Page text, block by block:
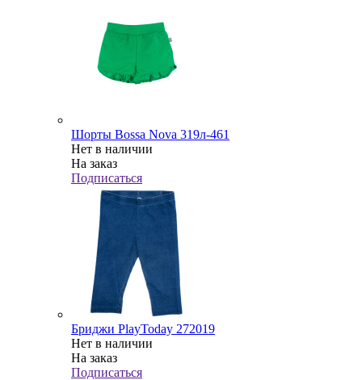
Шорты Bossa Nova 319л-461
Нет в наличии
На заказ
Подписаться
Бриджи PlayToday 272019
Нет в наличии
На заказ
Подписаться